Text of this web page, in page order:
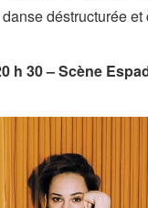
déstructurée
h 30 – Scène